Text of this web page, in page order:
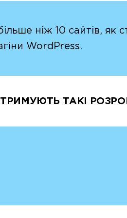
ніж 10 сайтів,
WordPress.
ТАКІ